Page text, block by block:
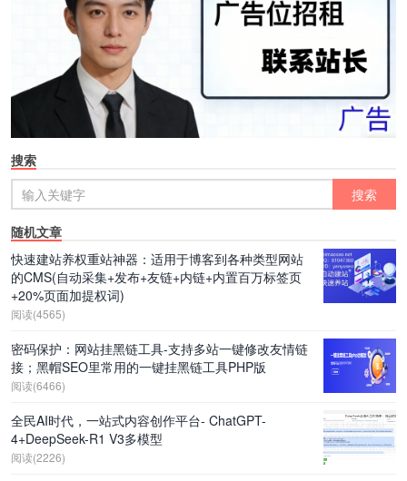
搜索
随机文章
快速建站养权重站神器：适用于博客到各种类型网站
的CMS(自动采集+发布+友链+内链+内置百万标签页
+20%页面加提权词)
阅读(4565)
密码保护：网站挂黑链工具-支持多站一键修改友情链
接；黑帽SEO里常用的一键挂黑链工具PHP版
阅读(6466)
全民AI时代，一站式内容创作平台- ChatGPT-
4+DeepSeek-R1 V3多模型
阅读(2226)